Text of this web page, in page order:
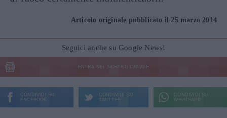
Articolo originale pubblicato il 25 marzo 2014
Seguici anche su Google News!
ENTRA NEL NOSTRO CANALE
CONDIVIDI SU
FACEBOOK
CONDIVIDI SU
TWITTER
CONDIVIDI SU
WHATSAPP